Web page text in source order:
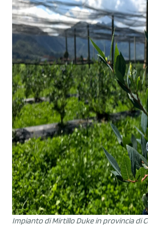
Impianto di Mirtillo Duke in provincia di